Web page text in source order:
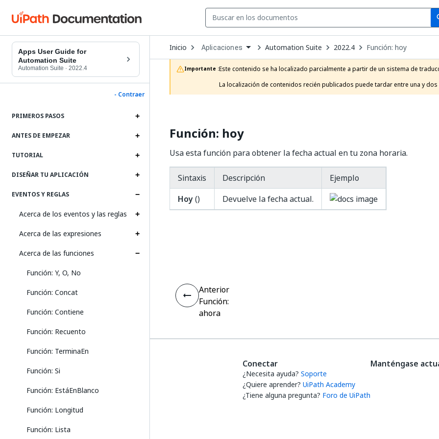
Apps User Guide for
Automation Suite
Automation Suite · 2022.4
- Contraer
PRIMEROS PASOS
ANTES DE EMPEZAR
TUTORIAL
DISEÑAR TU APLICACIÓN
EVENTOS Y REGLAS
Acerca de los eventos y las reglas
Acerca de las expresiones
Acerca de las funciones
Función: Y, O, No
Función: Concat
Función: Contiene
Función: Recuento
Función: TerminaEn
Función: Si
Función: EstáEnBlanco
Función: Longitud
Función: Lista
Inicio Open
Dropdown
to
choose
product
Aplicaciones Automation Suite 2022.4 Función: hoy
Importante :Este contenido se ha localizado parcialmente a partir de un sistema de
La localización de contenidos recién publicados puede tardar entre una y
Función: hoy
Usa esta función para obtener la fecha actual en tu zona horaria.
Sintaxis Descripción
Ejemplo
Hoy() Devuelve la fecha actual.
Anterior
Función:
ahora
Conectar
¿Necesita ayuda? Soporte
¿Quiere aprender? UiPath Academy
¿Tiene alguna pregunta? Foro de UiPath
Manténgase